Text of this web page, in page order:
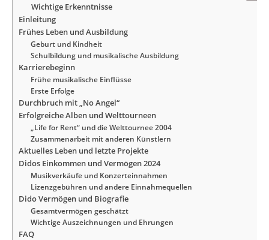
Wichtige Erkenntnisse
Einleitung
Frühes Leben und Ausbildung
Geburt und Kindheit
Schulbildung und musikalische Ausbildung
Karrierebeginn
Frühe musikalische Einflüsse
Erste Erfolge
Durchbruch mit „No Angel“
Erfolgreiche Alben und Welttourneen
„Life for Rent“ und die Welttournee 2004
Zusammenarbeit mit anderen Künstlern
Aktuelles Leben und letzte Projekte
Didos Einkommen und Vermögen 2024
Musikverkäufe und Konzerteinnahmen
Lizenzgebühren und andere Einnahmequellen
Dido Vermögen und Biografie
Gesamtvermögen geschätzt
Wichtige Auszeichnungen und Ehrungen
FAQ